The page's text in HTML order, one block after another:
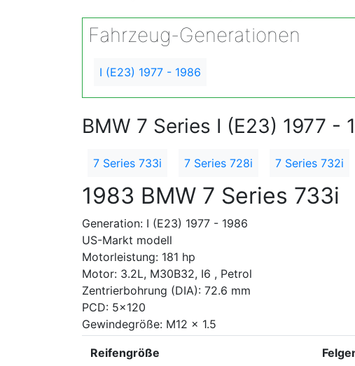
Fahrzeug-Generationen
I (E23) 1977 - 1986
BMW 7 Series I (E23) 1977 -
7 Series 733i 7 Series 728i 7 Series 732i
1983 BMW 7 Series 733i
Generation: I (E23) 1977 - 1986
US-Markt modell
Motorleistung: 181 hp
Motor: 3.2L, M30B32, I6 , Petrol
Zentrierbohrung (DIA): 72.6 mm
PCD: 5x120
Gewindegröße: M12 x 1.5
Reifengröße